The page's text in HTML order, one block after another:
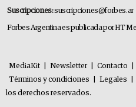
Suscripciones:suscripciones@forbes.ar
Forbes Argentina es publicada por HT
MediaKit Newsletter Contacto
Términos y condiciones
Legales
los derechos reservados.